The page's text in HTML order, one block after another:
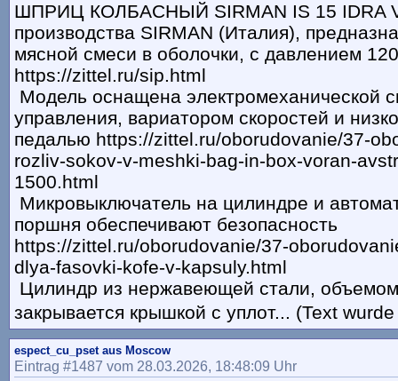
ШПРИЦ КОЛБАСНЫЙ SIRMAN IS 15 IDRA
производства SIRMAN (Италия),
мясной смеси в оболочки, с давлением
https://zittel.ru/sip.html
Модель оснащена электромеханической
управления, вариатором скоростей и
педалью https://zittel.ru/oborudovanie/37-
rozliv-sokov-v-meshki-bag-in-box-voran-
1500.html
Микровыключатель на цилиндре и
поршня обеспечивают безопасность
https://zittel.ru/oborudovanie/37-
dlya-fasovki-kofe-v-kapsuly.html
Цилиндр из нержавеющей стали,
закрывается крышкой с уплот... (Text
espect_cu_pset aus Moscow
Eintrag #1487 vom 28.03.2026, 18:48:09 Uhr